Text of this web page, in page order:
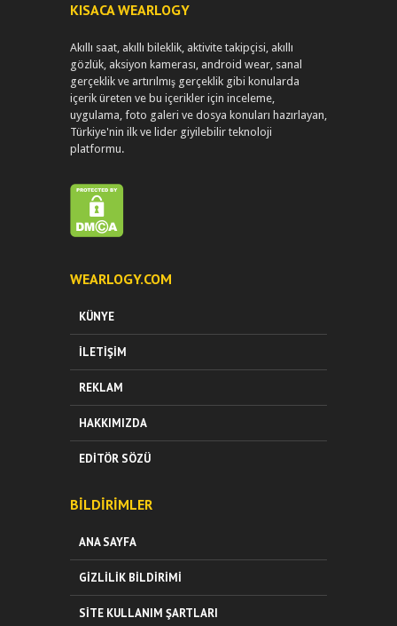
KISACA WEARLOGY
Akıllı saat, akıllı bileklik, aktivite takipçisi, akıllı
gözlük, aksiyon kamerası, android wear, sanal
gerçeklik ve artırılmış gerçeklik gibi konularda
içerik üreten ve bu içerikler için inceleme,
uygulama, foto galeri ve dosya konuları hazırlayan,
Türkiye'nin ilk ve lider giyilebilir teknoloji
platformu.
WEARLOGY.COM
KÜNYE
İLETIŞIM
REKLAM
HAKKIMIZDA
EDITÖR SÖZÜ
BILDIRIMLER
ANA SAYFA
GIZLILIK BILDIRIMI
SITE KULLANIM ŞARTLARI